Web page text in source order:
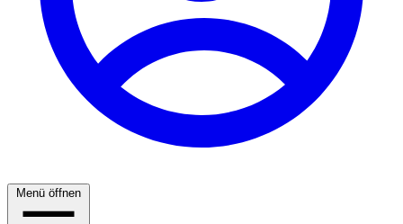
Menü öffnen